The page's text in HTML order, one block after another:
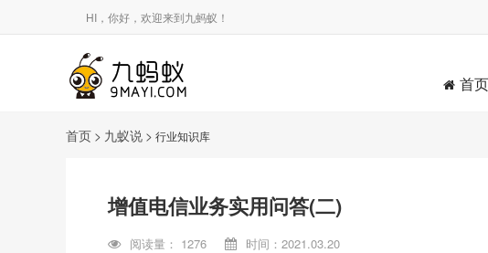
HI，你好，欢迎来到九蚂蚁！
首页
首页 > 九蚁说 > 行业知识库
增值电信业务实用问答(二)
阅读量： 1276 时间：2021.03.20